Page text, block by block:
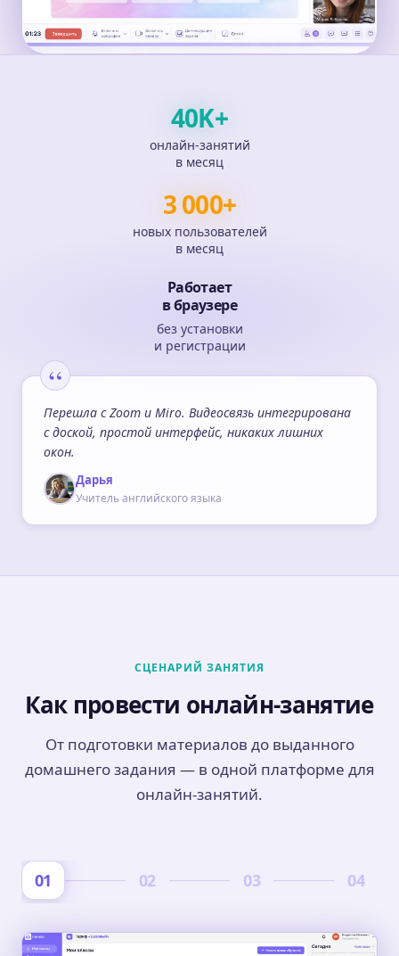
40K+
онлайн-занятий
в месяц
3000+
новых пользователей
в месяц
Работает
в браузере
без установки
и регистрации
Перешла с Zoom и Miro. Видеосвязь интегрирована
с доской, простой интерфейс, никаких лишних
окон.
Дарья
Учитель английского языка
СЦЕНАРИЙ ЗАНЯТИЯ
Как провести онлайн-занятие
От подготовки материалов до выданного
домашнего задания — в одной платформе для
онлайн-занятий.
01 02 03 04